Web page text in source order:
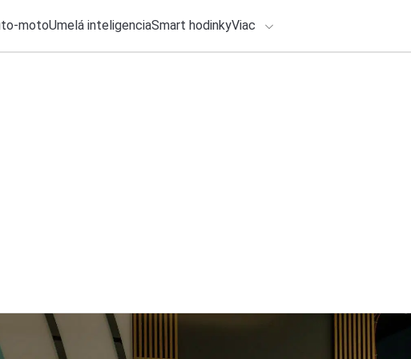
motoUmelá inteligenciaSmart hodinkyViac